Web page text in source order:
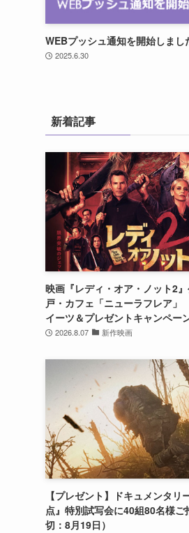
WEBプッシュ通知を開始しまし
2025.6.30
新着記事
映画『レディ・オア・ノット2
戸・カフェ「ニューラフレア
イーツ＆プレゼントキャンペー
2026.8.07 新作映画
【プレゼント】ドキュメンタリ
点』特別試写会に40組80名様
切：8月19日）